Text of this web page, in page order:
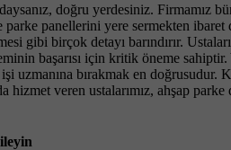
doğru yerdesiniz.
panellerini yere sermekten
birçok detayı barındırır.
başarısı için kritik öneme
uzmanına bırakmak en
hizmet veren ustalarımız, ahşap